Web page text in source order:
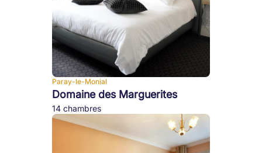
Paray-le-Monial
Domaine des Marguerites
14 chambres